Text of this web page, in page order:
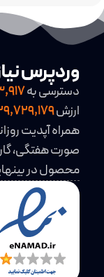
وردپرس
دسترسی به
ارزش
همراه آپدیت
صورت هفتگی،
محصول در